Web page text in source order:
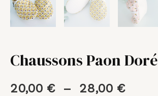
Chaussons Paon Doré
20,00 € – 28,00 €